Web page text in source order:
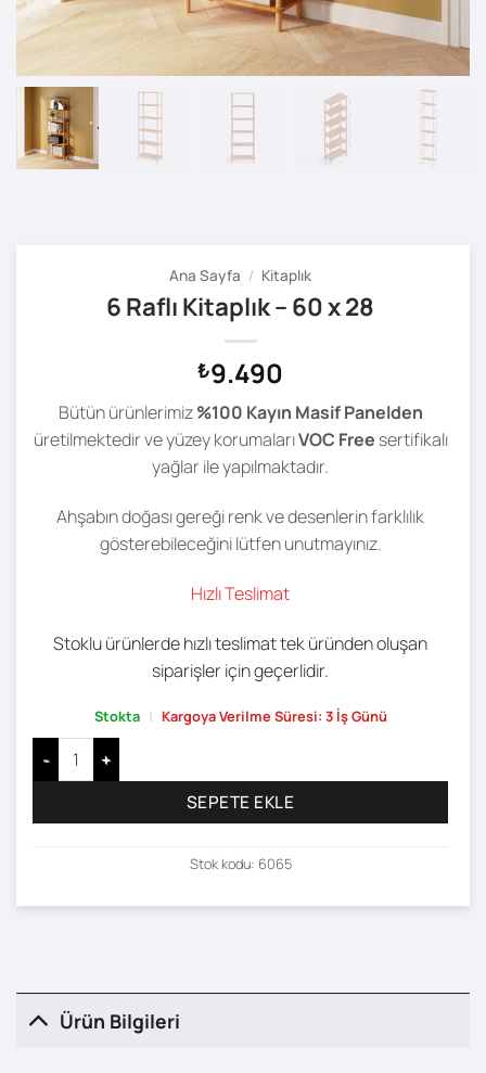
Ana Sayfa / Kitaplık
6 Raflı Kitaplık – 60 x 28
₺9.490
Bütün ürünlerimiz%100 Kayın Masif Panelden
üretilmektedir ve yüzey korumalarıVOC Free sertifikalı
yağlar ile yapılmaktadır.
Ahşabın doğası gereği renk ve desenlerin farklılık
gösterebileceğini lütfen unutmayınız.
Hızlı Teslimat
Stoklu ürünlerde hızlı teslimat tek üründen oluşan
siparişler için geçerlidir.
Stokta | Kargoya Verilme Süresi: 3 İş Günü
6 Raflı Kitaplık - 60 x 28 adet
SEPETE EKLE
Stok kodu: 6065
Ürün Bilgileri